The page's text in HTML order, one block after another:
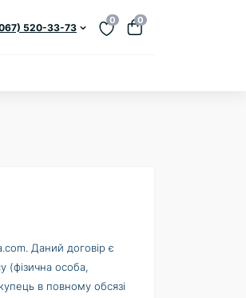
520-33-73
0 0
Даний договір є
(фізична особа,
в повному обсязі